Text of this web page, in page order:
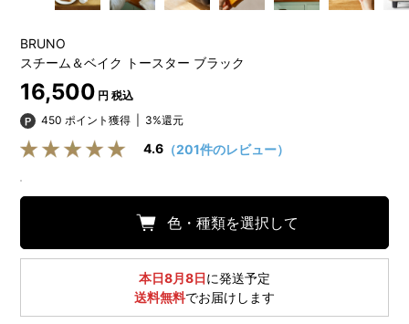
BRUNO
スチーム＆ベイク トースター ブラック
16,500 円 税込
450 ポイント獲得
3%還元
4.6 （201件のレビュー）
色・種類を選択して
本日8月8日に発送予定
送料無料でお届けします